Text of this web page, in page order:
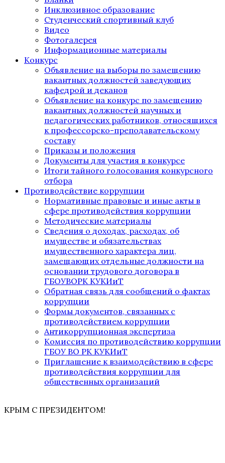
Инклюзивное образование
Студенческий спортивный клуб
Видео
Фотогалерея
Информационные материалы
Конкурс
Объявление на выборы по замещению
вакантных должностей заведующих
кафедрой и деканов
Объявление на конкурс по замещению
вакантных должностей научных и
педагогических работников, относящихся
к профессорско-преподавательскому
составу
Приказы и положения
Документы для участия в конкурсе
Итоги тайного голосования конкурсного
отбора
Противодействие коррупции
Нормативные правовые и иные акты в
сфере противодействия коррупции
Методические материалы
Сведения о доходах, расходах, об
имуществе и обязательствах
имущественного характера лиц,
замещающих отдельные должности на
основании трудового договора в
ГБОУВОРК КУКИиТ
Обратная связь для сообщений о фактах
коррупции
Формы документов, связанных с
противодействием коррупции
Антикоррупционная экспертиза
Комиссия по противодействию коррупции
ГБОУ ВО РК КУКИиТ
Приглашение к взаимодействию в сфере
противодействия коррупции для
общественных организаций
КРЫМ С ПРЕЗИДЕНТОМ!